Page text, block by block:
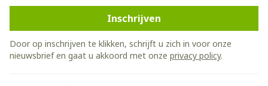
Inschrijven
Door op inschrijven te klikken, schrijft u zich in voor onze
nieuwsbrief en gaat u akkoord met onze privacy policy.